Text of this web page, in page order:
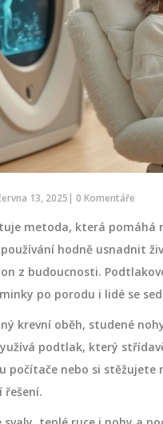
13, 2025| 0 Komentáře
metoda, která pomáhá
hodně usnadnit
z budoucnosti.
po porodu i lidé se
krevní oběh, studené
podtlak, který
počítače nebo si
řešení.